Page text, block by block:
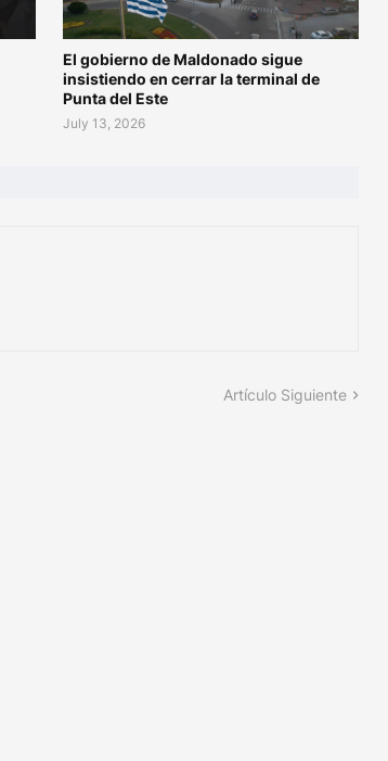
El gobierno de Maldonado sigue
insistiendo en cerrar la terminal de
Punta del Este
July 13, 2026
Artículo Siguiente